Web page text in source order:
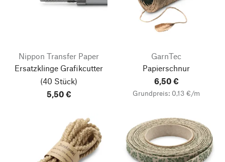
Nippon Transfer Paper
Ersatzklinge Grafikcutter
(40 Stück)
5,50 €
GarnTec
Papierschnur
6,50 €
Grundpreis: 0,13 €/m